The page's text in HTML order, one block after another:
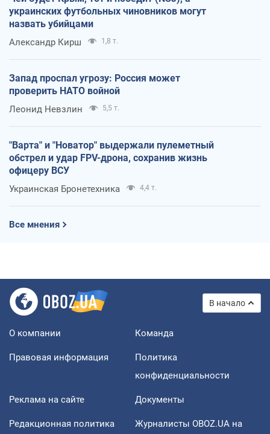
украинских футбольных чиновников могут
назвать убийцами
Александр Кирш 1,8 т.
Запад проспал угрозу: Россия может
проверить НАТО войной
Леонид Невзлин 5,5 т.
"Варта" и "Новатор" выдержали пулеметный
обстрел и удар FPV-дрона, сохранив жизнь
офицеру ВСУ
Украинская Бронетехника 4,4 т.
Все мнения
В начало
О компании Команда
Правовая информация
Политика
конфиденциальности
Реклама на сайте Документы
Редакционная политика Журналисты OBOZ.UA на